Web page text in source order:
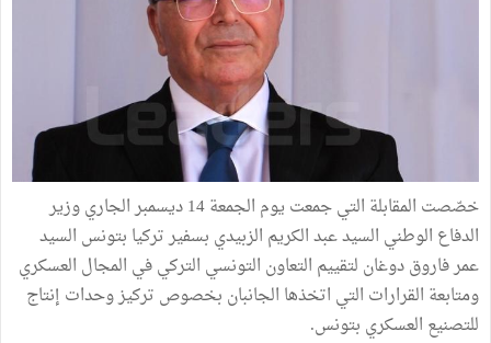
خصّصت المقابلة التي جمعت يوم الجمعة 14 ديسمبر الجاري وزير
الدفاع الوطني السيد عبد الكريم الزبيدي بسفير تركيا بتونس السيد
عمر فاروق دوغان لتقييم التعاون التونسي التركي في المجال العسكري
ومتابعة القرارات التي اتخذها الجانبان بخصوص تركيز وحدات إنتاج
للتصنيع العسكري بتونس.